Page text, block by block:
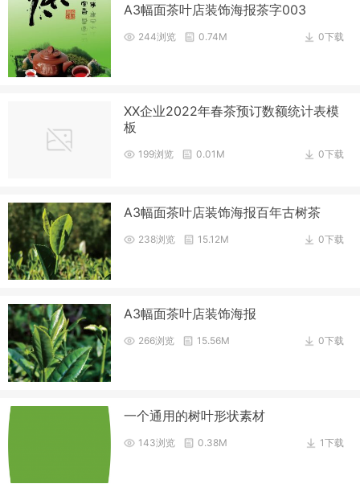
A3幅面茶叶店装饰海报茶字003
0下载
244浏览 0.74M
XX企业2022年春茶预订数额统计表模
板
0下载
199浏览 0.01M
A3幅面茶叶店装饰海报百年古树茶
0下载
238浏览 15.12M
A3幅面茶叶店装饰海报
0下载
266浏览 15.56M
一个通用的树叶形状素材
1下载
143浏览 0.38M